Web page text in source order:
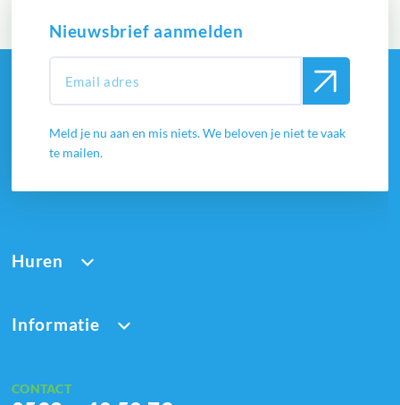
Huren
Informatie
CONTACT
Nieuwsbrief aanmelden
Meld je nu aan en mis niets. We beloven je niet te vaak
te mailen.